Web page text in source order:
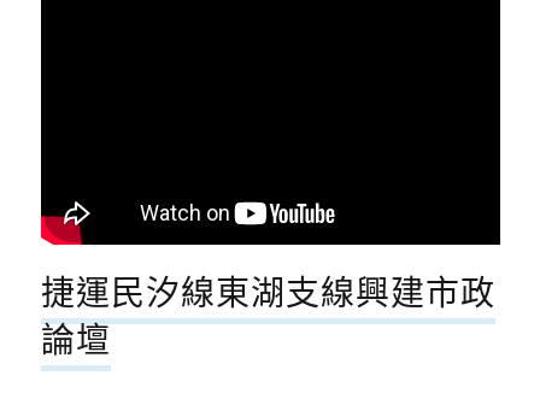
捷運民汐線東湖支線興建市政
論壇